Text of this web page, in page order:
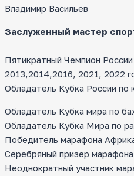
Владимир Васильев
Заслуженный мастер
Пятикратный Чемпион
2013,2014,2016, 2021, 2022
Обладатель Кубка России по
Обладатель Кубка мира по
Обладатель Кубка Мира по
Победитель марафона
Серебряный призер
Неоднократный участник